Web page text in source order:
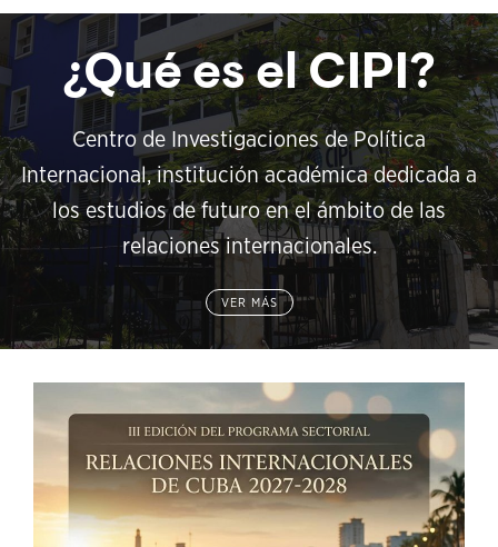
¿Qué es el CIPI?
Centro de Investigaciones de Política
Internacional, institución académica dedicada a
los estudios de futuro en el ámbito de las
relaciones internacionales.
VER MÁS